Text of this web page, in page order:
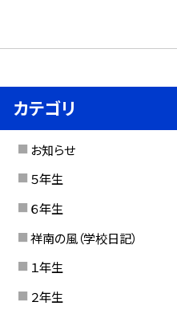
カテゴリ
お知らせ
５年生
６年生
祥南の風（学校日記）
１年生
２年生